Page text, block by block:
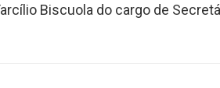
Biscuola do cargo de